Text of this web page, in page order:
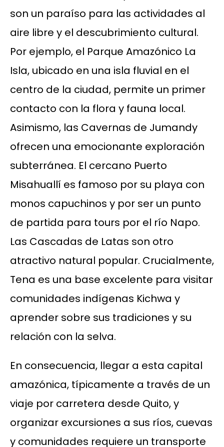
son un paraíso para las actividades al
aire libre y el descubrimiento cultural.
Por ejemplo, el Parque Amazónico La
Isla, ubicado en una isla fluvial en el
centro de la ciudad, permite un primer
contacto con la flora y fauna local.
Asimismo, las Cavernas de Jumandy
ofrecen una emocionante exploración
subterránea. El cercano Puerto
Misahuallí es famoso por su playa con
monos capuchinos y por ser un punto
de partida para tours por el río Napo.
Las Cascadas de Latas son otro
atractivo natural popular. Crucialmente,
Tena es una base excelente para visitar
comunidades indígenas Kichwa y
aprender sobre sus tradiciones y su
relación con la selva.
En consecuencia, llegar a esta capital
amazónica, típicamente a través de un
viaje por carretera desde Quito, y
organizar excursiones a sus ríos, cuevas
y comunidades requiere un transporte